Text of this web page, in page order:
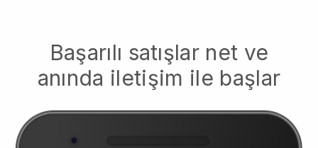
Başarılı satışlar net ve
anında iletişim ile başlar